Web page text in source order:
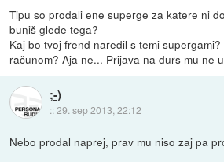
Tipu so prodali ene superge za katere ni
buniš glede tega?
Kaj bo tvoj frend naredil s temi
računom? Aja ne... Prijava na durs mu ne
;-)
::29. sep 2013, 22:12
Nebo prodal naprej, prav mu niso zaj pa